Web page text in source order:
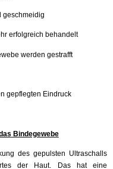
geschmeidig
erfolgreich behandelt
werden gestrafft
gepflegten Eindruck
Bindegewebe
des gepulsten Ultraschalls
der Haut. Das hat eine